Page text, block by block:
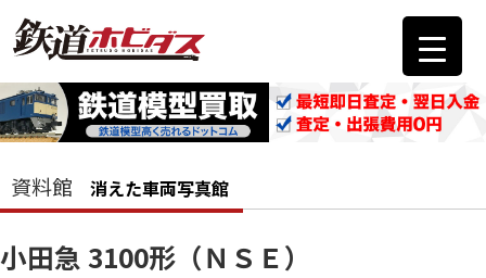
資料館 消えた車両写真館
小田急 3100形（ＮＳＥ）